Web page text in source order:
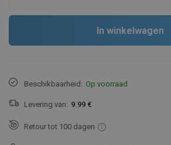
In winkelwagen
Beschikbaarheid: Op voorraad
Levering van: 9.99 €
Retour tot 100 dagen